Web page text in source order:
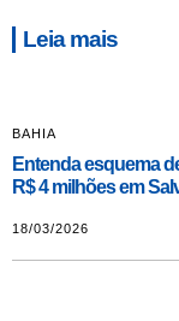
Leia mais
BAHIA
Entenda esquema
R$ 4 milhões em
18/03/2026